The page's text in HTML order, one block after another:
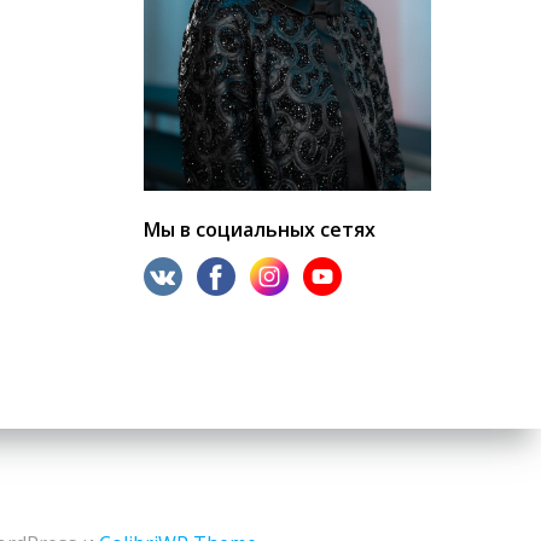
Мы в социальных сетях